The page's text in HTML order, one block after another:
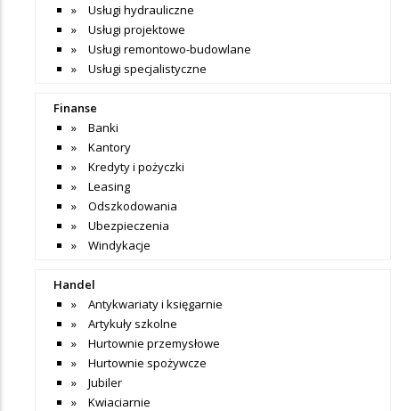
Usługi hydrauliczne
Usługi projektowe
Usługi remontowo-budowlane
Usługi specjalistyczne
Finanse
Banki
Kantory
Kredyty i pożyczki
Leasing
Odszkodowania
Ubezpieczenia
Windykacje
Handel
Antykwariaty i księgarnie
Artykuły szkolne
Hurtownie przemysłowe
Hurtownie spożywcze
Jubiler
Kwiaciarnie